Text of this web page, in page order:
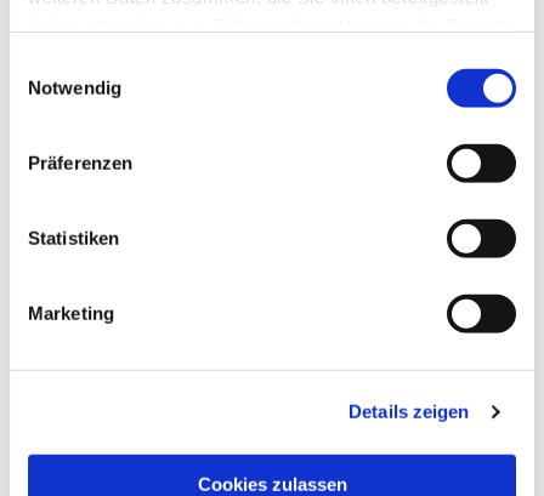
Notwendig
Präferenzen
Statistiken
Marketing
Details zeigen
Cookies zulassen
Berichte